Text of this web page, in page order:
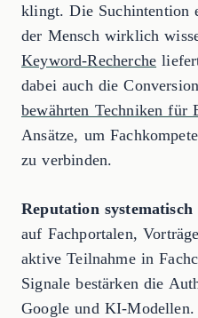
klingt. Die Suchintention
der Mensch wirklich
Keyword-Recherche
dabei auch die
bewährten Techniken für
Ansätze, um
zu verbinden.
Reputation systematisch
auf Fachportalen,
aktive Teilnahme in
Signale bestärken die
Google und KI-Modellen.